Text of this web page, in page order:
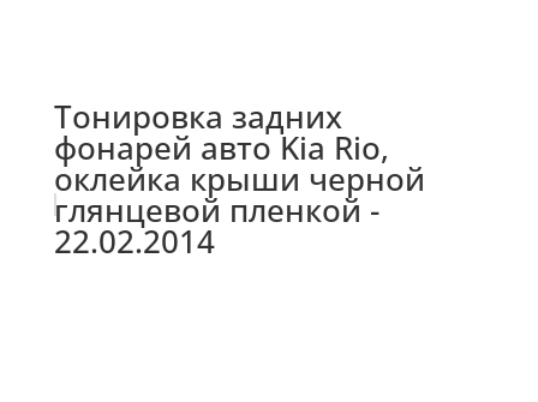
Тонировка задних
фонарей авто Kia Rio,
оклейка крыши черной
глянцевой пленкой -
22.02.2014